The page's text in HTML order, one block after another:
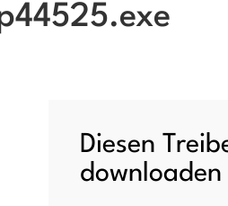
Diesen
downloaden